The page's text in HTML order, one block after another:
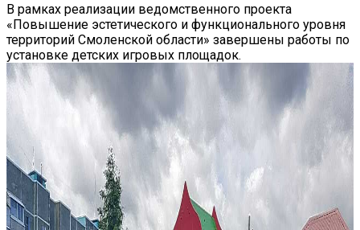
В рамках реализации ведомственного проекта
«Повышение эстетического и функционального уровня
территорий Смоленской области» завершены работы по
установке детских игровых площадок.